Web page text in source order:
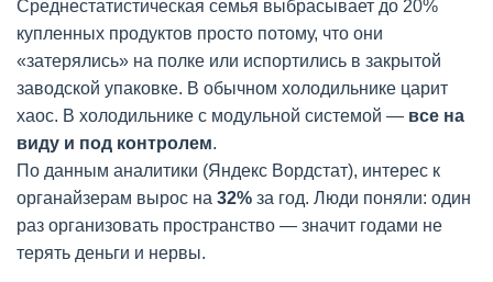
Среднестатистическая семья выбрасывает до 20%
купленных продуктов просто потому, что они
«затерялись» на полке или испортились в закрытой
заводской упаковке. В обычном холодильнике царит
хаос. В холодильнике с модульной системой — все на
виду и под контролем.
По данным аналитики (Яндекс Вордстат), интерес к
органайзерам вырос на 32% за год. Люди поняли: один
раз организовать пространство — значит годами не
терять деньги и нервы.